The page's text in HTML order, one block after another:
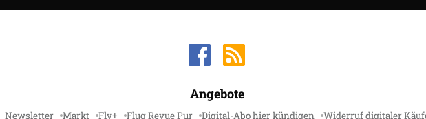
Angebote
Newsletter Markt Fly+ Flug Revue Pur Digital-Abo hier kündigen Widerruf digitaler